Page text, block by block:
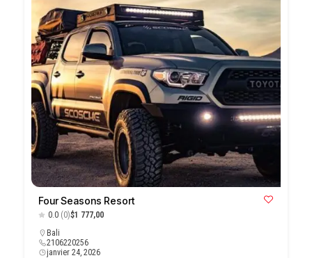
Four Seasons Resort
0.0 (0)$1 777,00
Bali
2106220256
janvier 24, 2026